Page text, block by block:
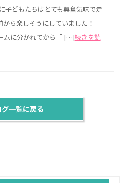
子どもたちはとても興奮気味で走
ら楽しそうにしていました！
ムに分かれてから「 […]続きを読
一覧に戻る